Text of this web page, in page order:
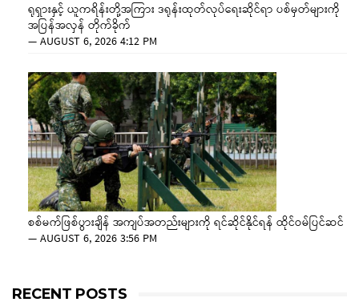
ရုရှားနှင့် ယူကရိန်းတို့အကြား ဒရုန်းထုတ်လုပ်ရေးဆိုင်ရာ ပစ်မှတ်များကို
အပြန်အလှန် တိုက်ခိုက်
—AUGUST 6, 2026 4:12 PM
စစ်မက်ဖြစ်ပွားချိန် အကျပ်အတည်းများကို ရင်ဆိုင်နိုင်ရန် ထိုင်ဝမ်ပြင်ဆင်
—AUGUST 6, 2026 3:56 PM
RECENT POSTS